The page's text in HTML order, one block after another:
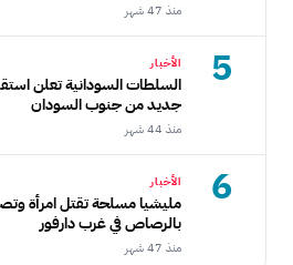
منذ 47 شهر
5 الأخبار
جديد من جنوب السودان
منذ 44 شهر
6 الأخبار
بالرصاص في غرب دارفور
منذ 47 شهر